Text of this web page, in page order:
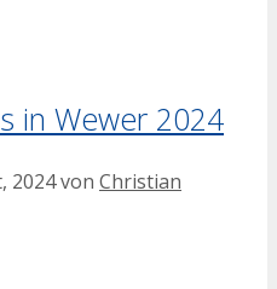
in Wewer 2024
2024von Christian